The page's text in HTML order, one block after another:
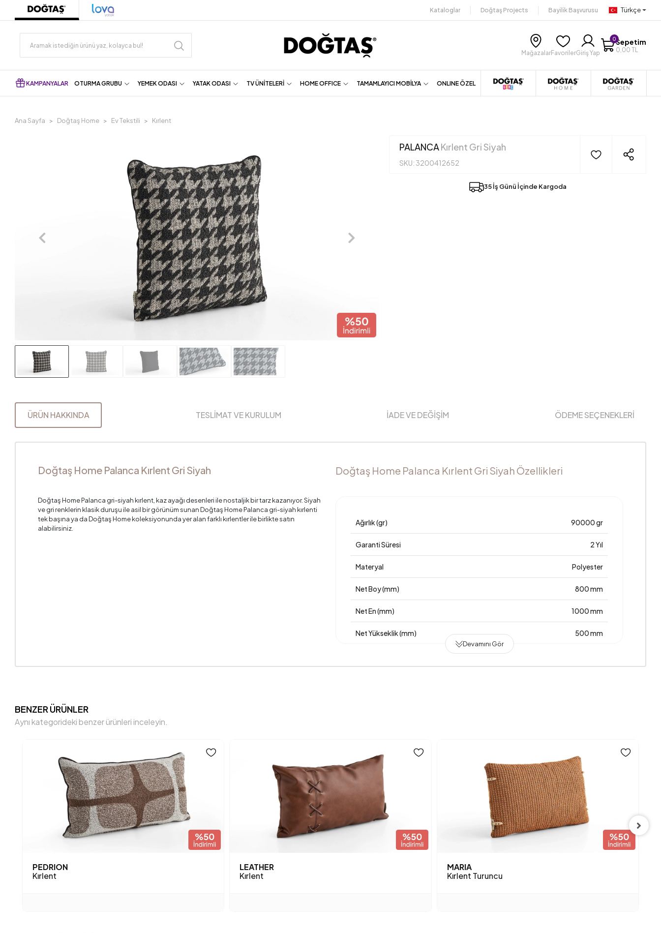
Kataloglar Doğtaş Projects Bayilik Başvurusu Türkçe
MağazalarFavorilerGiriş Yap
0Sepetim
0,00 TL
KAMPANYALAR OTURMA GRUBU YEMEK ODASI YATAK ODASI TV ÜNİTELERİ HOME OFFICE TAMAMLAYICI MOBİLYA ONLINE ÖZEL
Ana Sayfa Doğtaş Home Ev Tekstili Kırlent
PALANCA Kırlent Gri Siyah
SKU: 3200412652
35 İş Günü İçinde Kargoda
ÜRÜN HAKKINDA TESLİMAT VE KURULUM İADE VE DEĞİŞİM ÖDEME SEÇENEKLERİ
Doğtaş Home Palanca Kırlent Gri Siyah
Doğtaş Home Palanca gri-siyah kırlent, kaz ayağı desenleri ile nostaljik bir tarz kazanıyor. Siyah
ve gri renklerin klasik duruşu ile asil bir görünüm sunan Doğtaş Home Palanca gri-siyah kırlenti
tek başına ya da Doğtaş Home koleksiyonunda yer alan farklı kırlentler ile birlikte satın
alabilirsiniz.
Doğtaş Home Palanca Kırlent Gri Siyah Özellikleri
Ağırlık (gr) 90000 gr
Garanti Süresi 2 Yıl
Materyal Polyester
Net Boy (mm) 800 mm
Net En (mm) 1000 mm
Net Yükseklik (mm) 500 mm
Devamını Gör
BENZER ÜRÜNLER
Aynı kategorideki benzer ürünleri inceleyin.
PEDRION
Kırlent
LEATHER
Kırlent
MARIA
Kırlent Turuncu